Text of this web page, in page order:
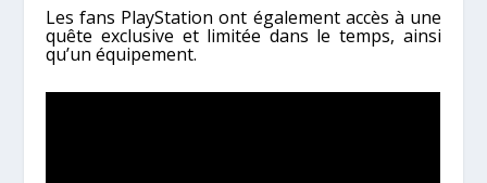
Les fans PlayStation ont également accès à une
quête exclusive et limitée dans le temps, ainsi
qu’un équipement.